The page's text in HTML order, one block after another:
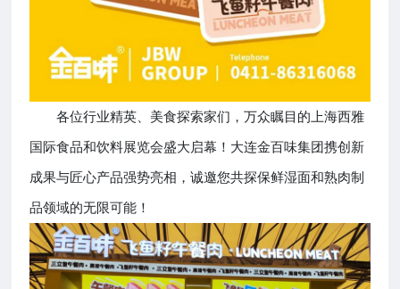
各位行业精英、美食探索家们，万众瞩目的上海西雅
国际食品和饮料展览会盛大启幕！大连金百味集团携创新
成果与匠心产品强势亮相，诚邀您共探保鲜湿面和熟肉制
品领域的无限可能！